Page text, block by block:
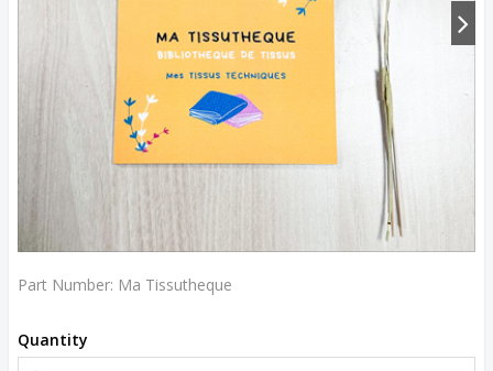
Part Number: Ma Tissutheque
Quantity